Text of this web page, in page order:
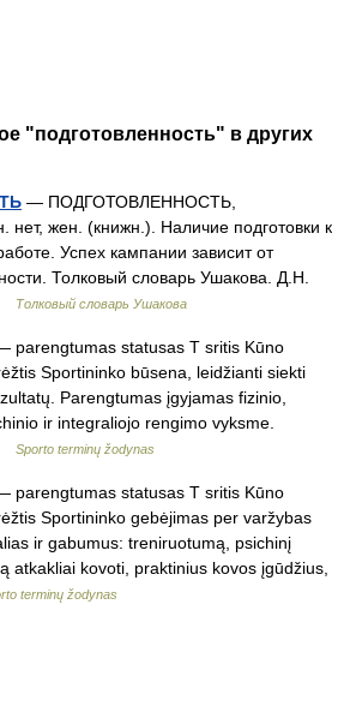
"подготовленность" в других
— ПОДГОТОВЛЕННОСТЬ,
нет, жен. (книжн.). Наличие подготовки к
Успех кампании зависит от
Толковый словарь Ушакова. Д.Н.
Толковый словарь Ушакова
parengtumas statusas T sritis Kūno
Sportininko būsena, leidžianti siekti
Parengtumas įgyjamas fizinio,
ir integraliojo rengimo vyksme.
Sporto terminų žodynas
parengtumas statusas T sritis Kūno
Sportininko gebėjimas per varžybas
ir gabumus: treniruotumą, psichinį
atkakliai kovoti, praktinius kovos įgūdžius,
terminų žodynas